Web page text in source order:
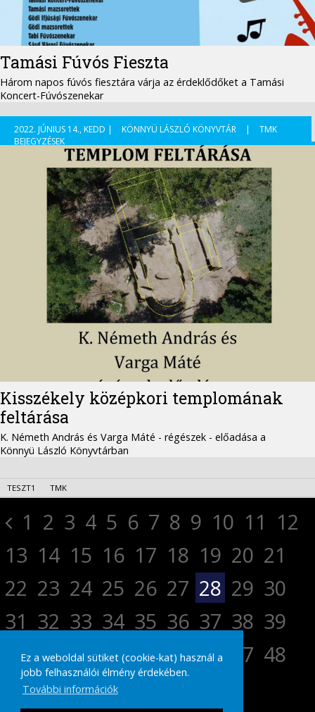
Ez a weboldal sütiket (cookie-kat) használ a
jobb felhasználói élmény érdekében.
További információk
Tamási Fúvós Fieszta
Három napos fúvós fiesztára várja az érdeklődőket a Tamási
Koncert-Fúvószenekar
2022. JÚNIUS 14., KEDD | KÖNNYÜ LÁSZLÓ KÖNYVTÁR |
TMK
BEJEGYZÉSEK
Kisszékely középkori templomának
feltárása
K. Németh András és Varga Máté - régészek - előadása a
Könnyü László Könyvtárban
TESZT1 TMK
1 2 3 4 5 6 7 8 9 10 11 12
13 14 15 16 17 18 19 20 21
22 23 24 25 26 27 28 29 30
31 32 33 34 35 36 37 38 39
40 41 42 43 44 45 46 47 48
49 50 51 52